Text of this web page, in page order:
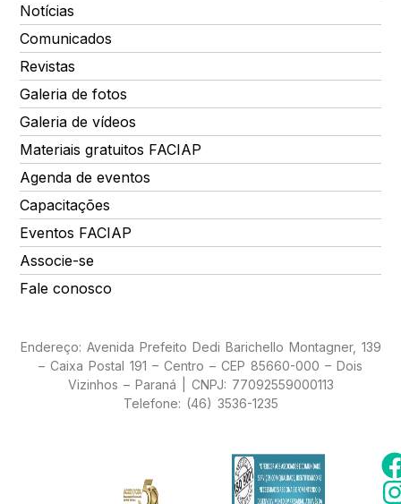
Notícias
Comunicados
Revistas
Galeria de fotos
Galeria de vídeos
Materiais gratuitos FACIAP
Agenda de eventos
Capacitações
Eventos FACIAP
Associe-se
Fale conosco
Endereço: Avenida Prefeito Dedi Barichello Montagner, 139
– Caixa Postal 191 – Centro – CEP 85660-000 – Dois
Vizinhos – Paraná | CNPJ: 77092559000113
Telefone: (46) 3536-1235